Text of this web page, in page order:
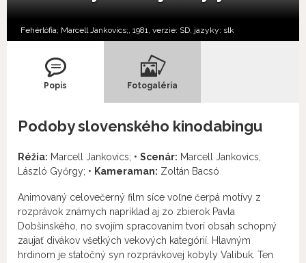
Fehérlófia; Marcell Jankovics;, 1981, verzie: SD, jazyky: slk
Popis Fotogaléria
Podoby slovenského kinodabingu
Réžia: Marcell Jankovics; • Scenár: Marcell Jankovics,
László Győrgy; • Kameraman: Zoltán Bacsó
Animovaný celovečerný film síce voľne čerpá motívy z
rozprávok známych napríklad aj zo zbierok Pavla
Dobšinského, no svojím spracovaním tvorí obsah schopný
zaujať divákov všetkých vekových kategórií. Hlavným
hrdinom je statočný syn rozprávkovej kobyly Valibuk. Ten